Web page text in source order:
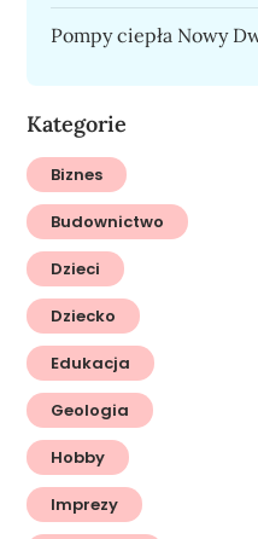
Pompy ciepła Nowy
Kategorie
Biznes
Budownictwo
Dzieci
Dziecko
Edukacja
Geologia
Hobby
Imprezy